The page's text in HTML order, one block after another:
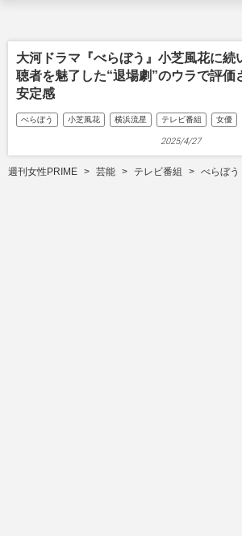
大河ドラマ『べらぼう』小芝風花に
聴者を魅了した“退場劇”のウラで評価
安定感
べらぼう 小芝風花 横浜流星 テレビ番組 女優
2025/4/27
週刊女性PRIME 芸能 テレビ番組 べらぼう